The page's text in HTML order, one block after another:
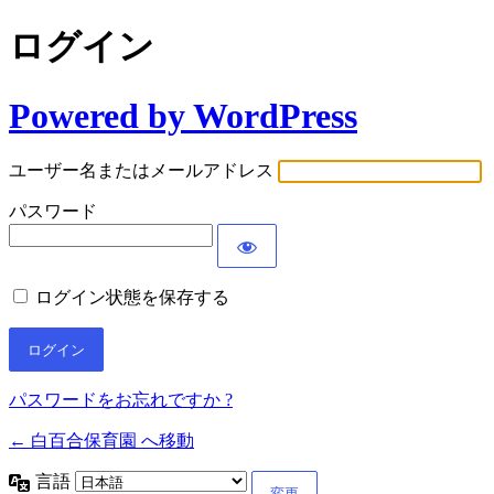
ログイン
Powered by WordPress
ユーザー名またはメールアドレス
パスワード
ログイン状態を保存する
パスワードをお忘れですか ?
← 白百合保育園 へ移動
言語